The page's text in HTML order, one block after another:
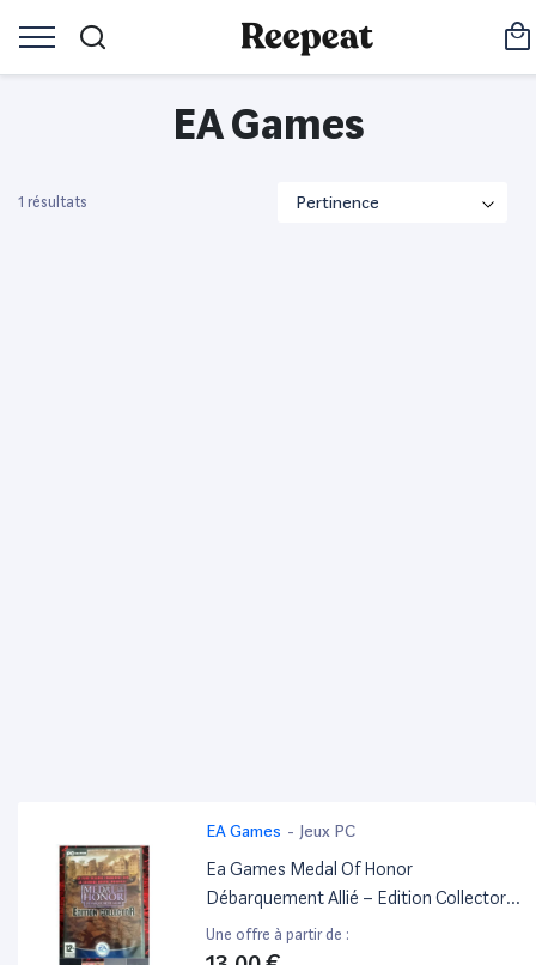
EA Games
1 résultats
EA Games - Jeux PC
Ea Games Medal Of Honor
Débarquement Allié – Edition Collector –
PC Cd-Rom – Cd2 Manquant
Une offre à partir de :